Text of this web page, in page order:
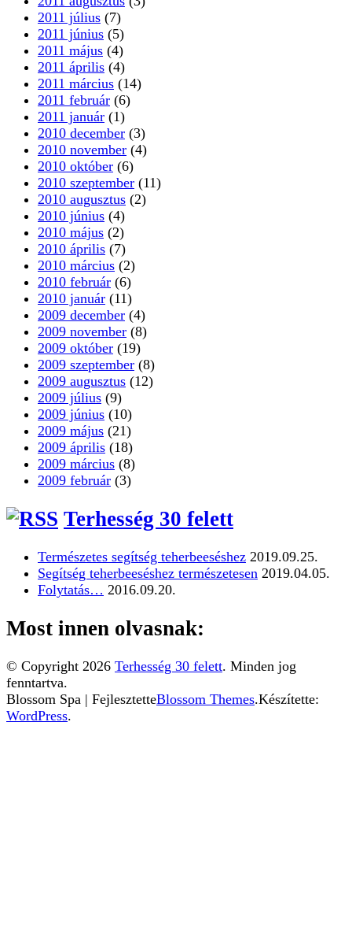
2011 július (7)
2011 június (5)
2011 május (4)
2011 április (4)
2011 március (14)
2011 február (6)
2011 január (1)
2010 december (3)
2010 november (4)
2010 október (6)
2010 szeptember (11)
2010 augusztus (2)
2010 június (4)
2010 május (2)
2010 április (7)
2010 március (2)
2010 február (6)
2010 január (11)
2009 december (4)
2009 november (8)
2009 október (19)
2009 szeptember (8)
2009 augusztus (12)
2009 július (9)
2009 június (10)
2009 május (21)
2009 április (18)
2009 március (8)
2009 február (3)
Terhesség 30 felett
Természetes segítség teherbeeséshez 2019.09.25.
Segítség teherbeeséshez természetesen 2019.04.05.
Folytatás… 2016.09.20.
Most innen olvasnak:
© Copyright 2026 Terhesség 30 felett. Minden jog
fenntartva.
Blossom Spa | FejlesztetteBlossom Themes.Készítette:
WordPress.